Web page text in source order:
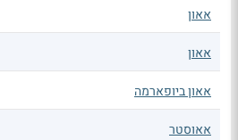
אאון
אאון
אאון ביופארמה
אאוסטר